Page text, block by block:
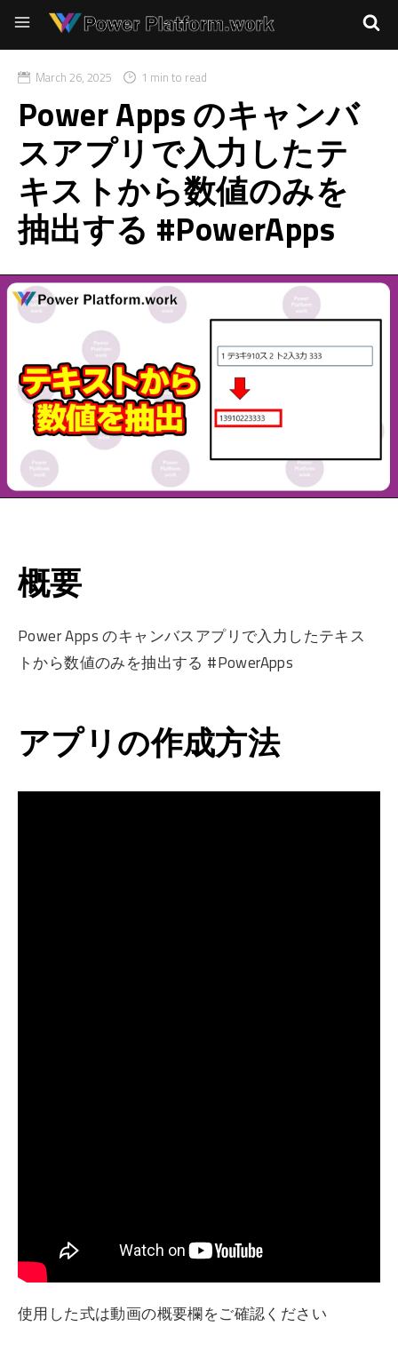
March 26, 2025 1 min to read
Power Apps のキャンバ
スアプリで入力したテ
キストから数値のみを
抽出する #PowerApps
概要
Power Apps のキャンバスアプリで入力したテキス
トから数値のみを抽出する #PowerApps
アプリの作成方法
使用した式は動画の概要欄をご確認ください